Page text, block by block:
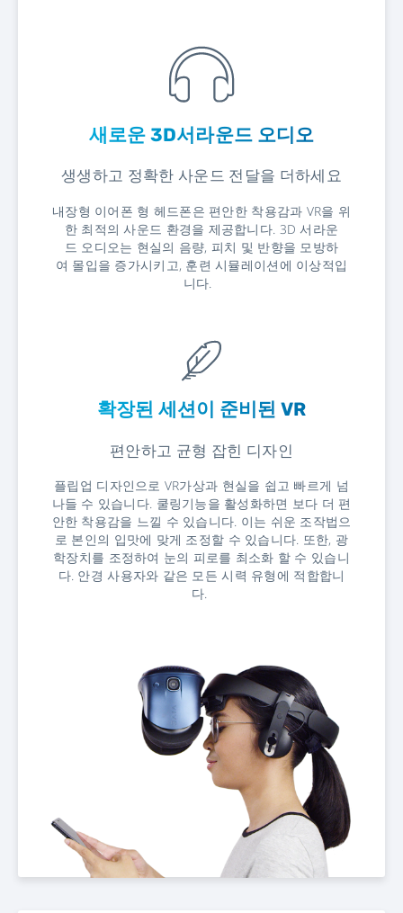
새로운 3D서라운드 오디오
생생하고 정확한 사운드 전달을 더하세요
내장형 이어폰 형 헤드폰은 편안한 착용감과 VR을 위
한 최적의 사운드 환경을 제공합니다. 3D 서라운
드 오디오는 현실의 음량, 피치 및 반향을 모방하
여 몰입을 증가시키고, 훈련 시뮬레이션에 이상적입
니다.
확장된 세션이 준비된 VR
편안하고 균형 잡힌 디자인
플립업 디자인으로 VR가상과 현실을 쉽고 빠르게 넘
나들 수 있습니다. 쿨링기능을 활성화하면 보다 더 편
안한 착용감을 느낄 수 있습니다. 이는 쉬운 조작법으
로 본인의 입맛에 맞게 조정할 수 있습니다. 또한, 광
학장치를 조정하여 눈의 피로를 최소화 할 수 있습니
다. 안경 사용자와 같은 모든 시력 유형에 적합합니
다.